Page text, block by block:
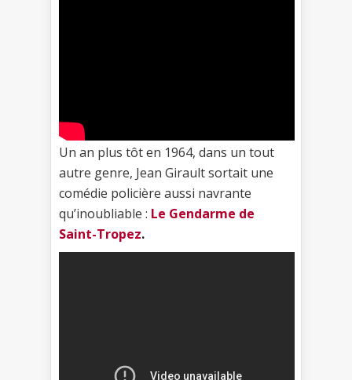
Un an plus tôt en 1964, dans un tout
autre genre, Jean Girault sortait une
comédie policière aussi navrante
qu’inoubliable : Le Gendarme de
Saint-Tropez.